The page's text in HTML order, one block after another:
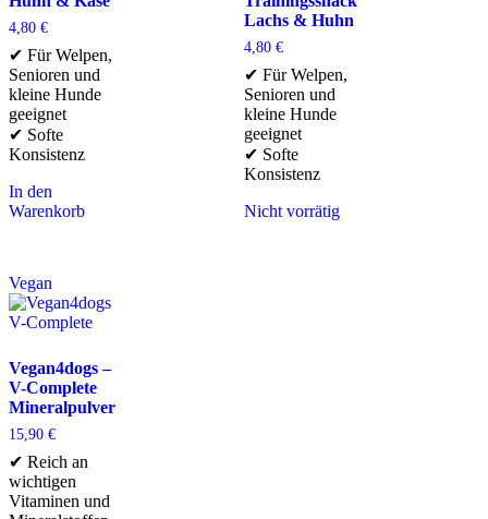
4,80 €
✔ Für Welpen,
Senioren und
kleine Hunde
geeignet
✔ Softe
Konsistenz
In den
Warenkorb
Lachs & Huhn
4,80 €
✔ Für Welpen,
Senioren und
kleine Hunde
geeignet
✔ Softe
Konsistenz
Nicht vorrätig
Vegan
Vegan4dogs –
V-Complete
Mineralpulver
15,90 €
✔ Reich an
wichtigen
Vitaminen und